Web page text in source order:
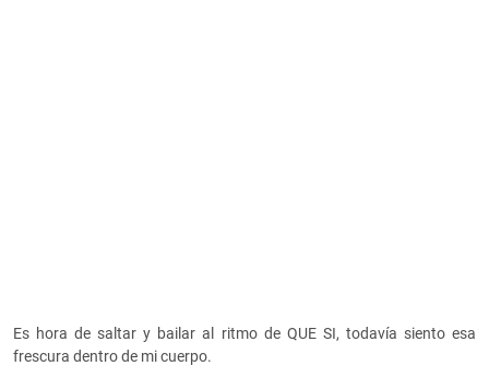
Es hora de saltar y bailar al ritmo de QUE SI, todavía siento esa
frescura dentro de mi cuerpo.